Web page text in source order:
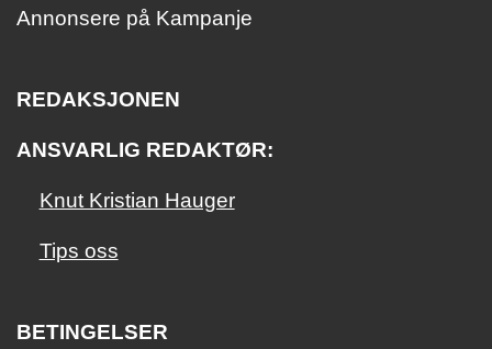
Annonsere på Kampanje
REDAKSJONEN
ANSVARLIG REDAKTØR:
Knut Kristian Hauger
Tips oss
BETINGELSER